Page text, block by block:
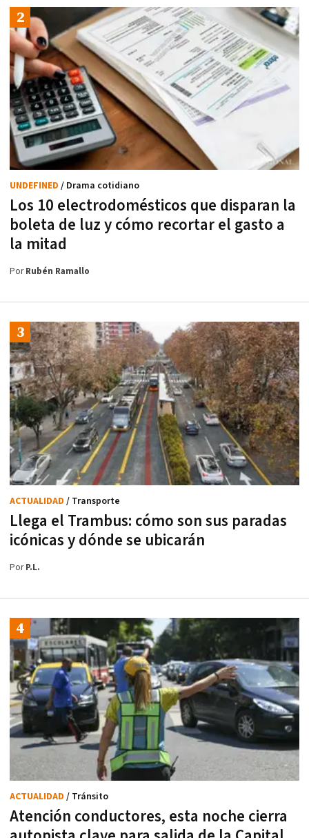
Los 10 electrodomésticos que disparan la
boleta de luz y cómo recortar el gasto a
la mitad
UNDEFINED / Drama cotidiano
PorRubén Ramallo
Llega el Trambus: cómo son sus paradas
icónicas y dónde se ubicarán
ACTUALIDAD / Transporte
PorP.L.
Atención conductores, esta noche cierra
ACTUALIDAD / Tránsito